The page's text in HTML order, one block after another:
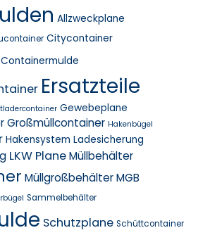
Allzweckplane
Citycontainer
Containermulde
Ersatzteile
Gewebeplane
Großmüllcontainer Hakenbügel
Hakensystem Ladesicherung
LKW PlaneMüllbehälter
Müllgroßbehälter MGB
Sammelbehälter
Schutzplane Schüttcontainer